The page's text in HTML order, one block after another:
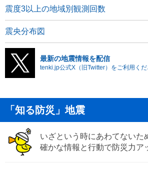
震度3以上の地域別観測回数
震央分布図
最新の地震情報を配信
tenki.jp公式X（旧Twitter）をご利用くだ
「知る防災」地震
いざという時にあわてないた
確かな情報と行動で防災力ア